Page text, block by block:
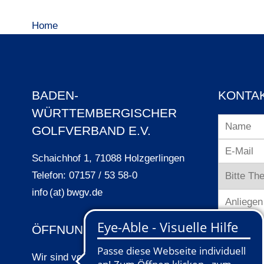
Home
BADEN-
WÜRTTEMBERGISCHER
GOLFVERBAND E.V.
Schaichhof 1, 71088 Holzgerlingen
Telefon: 07157 / 53 58-0
info (at) bwgv.de
ÖFFNUNGSZEITEN
Wir sind von Montag bis Freitag in der